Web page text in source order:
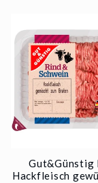
Gut&Günstig
Hackfleisch